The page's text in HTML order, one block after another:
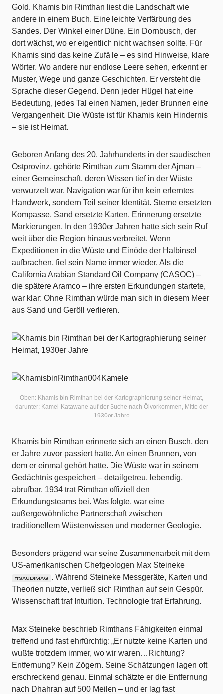
Gold. Khamis bin Rimthan liest die Landschaft wie
andere in einem Buch. Eine leichte Verfärbung des
Sandes. Der Winkel einer Düne. Ein Dornbusch, der
dort wächst, wo er eigentlich nicht wachsen sollte. Für
Khamis sind das keine Zufälle – es sind Hinweise, klare
Wörter. Wo andere nur endlose Leere sehen, erkennt er
Muster, Wege und ganze Geschichten. Er versteht die
Sprache dieser Gegend. Denn jeder Hügel hat eine
Bedeutung, jedes Tal einen Namen, jeder Brunnen eine
Vergangenheit. Die Wüste ist für Khamis kein Hindernis
– sie ist Heimat.
Geboren Anfang des 20. Jahrhunderts in der saudischen
Ostprovinz, gehörte Rimthan zum Stamm der Ajman –
einer Gemeinschaft, deren Wissen tief in der Wüste
verwurzelt war. Navigation war für ihn kein erlerntes
Handwerk, sondern Teil seiner Identität. Sterne ersetzten
Kompasse. Sand ersetzte Karten. Erinnerung ersetzte
Markierungen. In den 1930er Jahren hatte sich sein Ruf
weit über die Region hinaus verbreitet. Wenn
Expeditionen in die Wüste und Einöde der Halbinsel
aufbrachen, fiel sein Name immer wieder. Als die
California Arabian Standard Oil Company (CASOC) –
die spätere Aramco – ihre ersten Erkundungen startete,
war klar: Ohne Rimthan würde man sich in diesem Meer
aus Sand und Geröll verlieren.
Oben: Khamis bin Rimthan bei der Kartographierung seiner Heimat,
darunter: Kamel-Katawane auf der Suche nach Ölvorkommen, Mitte der
1930er Jahre
Khamis bin Rimthan erinnerte sich an einen Busch, den
er Jahre zuvor passiert hatte. An einen Brunnen, von
dem er einmal gehört hatte. Die Wüste war in seinem
Gedächtnis gespeichert – detailgetreu, lebendig,
abrufbar. 1934 trat Rimthan offiziell den
Erkundungsteams bei. Was folgte, war eine
außergewöhnliche Partnerschaft zwischen
traditionellem Wüstenwissen und moderner Geologie.
Besonders prägend war seine Zusammenarbeit mit dem
US-amerikanischen Chefgeologen Max Steineke
#SAUDIMAG . Während Steineke Messgeräte, Karten und
Theorien nutzte, verließ sich Rimthan auf sein Gespür.
Wissenschaft traf Intuition. Technologie traf Erfahrung.
Max Steineke beschrieb Rimthans Fähigkeiten einmal
treffend und fast ehrfürchtig: „Er nutzte keine Karten und
wußte trotzdem immer, wo wir waren…Richtung?
Entfernung? Kein Zögern. Seine Schätzungen lagen oft
erschreckend genau. Einmal schätzte er die Entfernung
nach Dhahran auf 500 Meilen – und er lag fast